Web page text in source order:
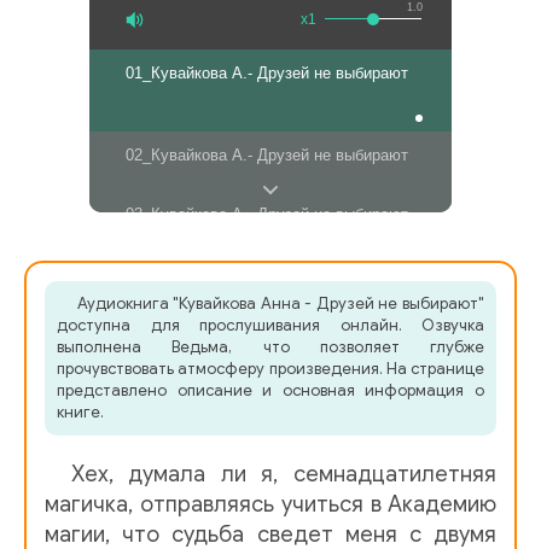
1.0
x1
01_Кувайкова А.- Друзей не выбирают
02_Кувайкова А.- Друзей не выбирают
03_Кувайкова А.- Друзей не выбирают
05_Кувайкова А.- Друзей не выбирают
06_Кувайкова А.- Друзей не выбирают
08_Кувайкова А.- Друзей не выбирают
Аудиокнига "Кувайкова Анна - Друзей не выбирают"
доступна для прослушивания онлайн. Озвучка
выполнена Ведьма, что позволяет глубже
прочувствовать атмосферу произведения. На странице
представлено описание и основная информация о
книге.
Хех, думала ли я, семнадцатилетняя
магичка, отправляясь учиться в Академию
магии, что судьба сведет меня с двумя